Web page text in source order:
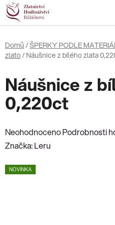
Přejít
na
obsah
Domů /ŠPERKY PODLE
zlato/ Náušnice z bílého zlata
Náušnice z
0,220ct
Průměrné
hodnocení
je
NeohodnocenoPodrobnosti
Značka:Leru
NOVINKA